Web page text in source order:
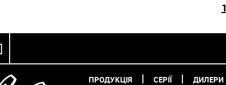
1
ПРОДУКЦІЯ СЕРІЇ ДИЛЕРИ